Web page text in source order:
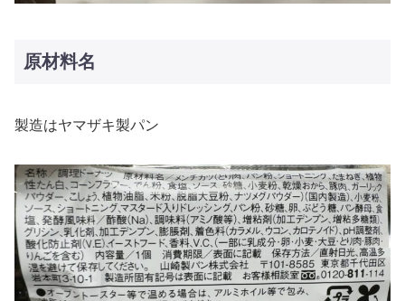
原材料名
製造はヤマザキ製パン